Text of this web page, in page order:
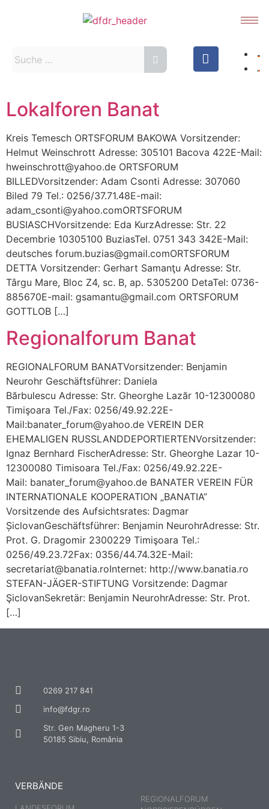
Lokalforen Banat
Kreis Temesch ORTSFORUM BAKOWA Vorsitzender:
Helmut Weinschrott Adresse: 305101 Bacova 422E-Mail:
hweinschrott@yahoo.de ORTSFORUM
BILLEDVorsitzender: Adam Csonti Adresse: 307060
Biled 79 Tel.: 0256/37.71.48E-mail:
adam_csonti@yahoo.comORTSFORUM
BUSIASCHVorsitzende: Eda KurzAdresse: Str. 22
Decembrie 10305100 BuziasTel. 0751 343 342E-Mail:
deutsches forum.buzias@gmail.comORTSFORUM
DETTA Vorsitzender: Gerhart Samanţu Adresse: Str.
Târgu Mare, Bloc Z4, sc. B, ap. 5305200 DetaTel: 0736-
885670E-mail: gsamantu@gmail.com ORTSFORUM
GOTTLOB […]
Regionalforum Banat
REGIONALFORUM BANATVorsitzender: Benjamin
Neurohr Geschäftsführer: Daniela
Bărbulescu Adresse: Str. Gheorghe Lazăr 10-12300080
Timişoara Tel./Fax: 0256/49.92.22E-
Mail:banater_forum@yahoo.de VEREIN DER
EHEMALIGEN RUSSLANDDEPORTIERTENVorsitzender:
Ignaz Bernhard FischerAdresse: Str. Gheorghe Lazar 10-
12300080 Timisoara Tel./Fax: 0256/49.92.22E-
Mail: banater_forum@yahoo.de BANATER VEREIN FÜR
INTERNATIONALE KOOPERATION „BANATIA”
Vorsitzende des Aufsichtsrates: Dagmar
ȘiclovanGeschäftsführer: Benjamin NeurohrAdresse: Str.
Prot. G. Dragomir 2300229 Timişoara Tel.:
0256/49.23.72Fax: 0356/44.74.32E-Mail:
secretariat@banatia.roInternet: http://www.banatia.ro
STEFAN-JÄGER-STIFTUNG Vorsitzende: Dagmar
ŞiclovanSekretär: Benjamin NeurohrAdresse: Str. Prot.
[…]
0269 217 841
info@fdgr.ro
Str. Gen Magheru 1-3
50185 Sibiu, România
VERBÄNDE
REGIONALFORUM